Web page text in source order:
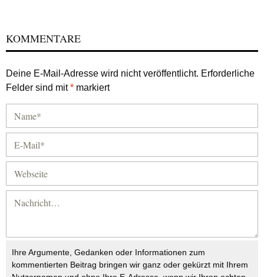
KOMMENTARE
Deine E-Mail-Adresse wird nicht veröffentlicht. Erforderliche
Felder sind mit* markiert
Ihre Argumente, Gedanken oder Informationen zum
kommentierten Beitrag bringen wir ganz oder gekürzt mit Ihrem